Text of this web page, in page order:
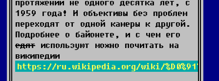
протяжении не одного десятка лет, с
1959 года! И объективы без проблем
переходят от одной камеры к другой.
Подробнее о байонете, и с чем его
едят используют можно почитать на
википедии
https://ru.wikipedia.org/wiki/